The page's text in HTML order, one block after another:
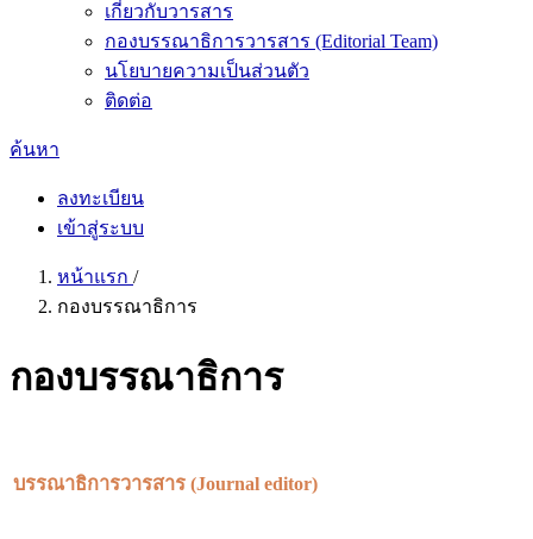
เกี่ยวกับวารสาร
กองบรรณาธิการวารสาร (Editorial Team)
นโยบายความเป็นส่วนตัว
ติดต่อ
ค้นหา
ลงทะเบียน
เข้าสู่ระบบ
หน้าแรก /
กองบรรณาธิการ
กองบรรณาธิการ
บรรณาธิการวารสาร (Journal editor)